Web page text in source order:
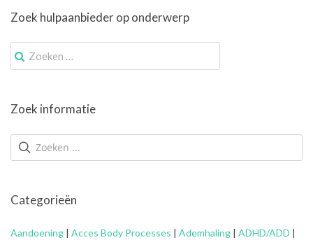
Zoek hulpaanbieder op onderwerp
Zoek
naar:
Zoek informatie
Categorieën
Aandoening | Acces Body Processes | Ademhaling | ADHD/ADD |